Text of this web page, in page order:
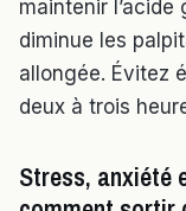
maintenir l’acide
diminue les
allongée. Évitez
deux à trois
Stress, anxiété